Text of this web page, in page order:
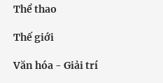
Thể thao
Thế giới
Văn hóa - Giải trí